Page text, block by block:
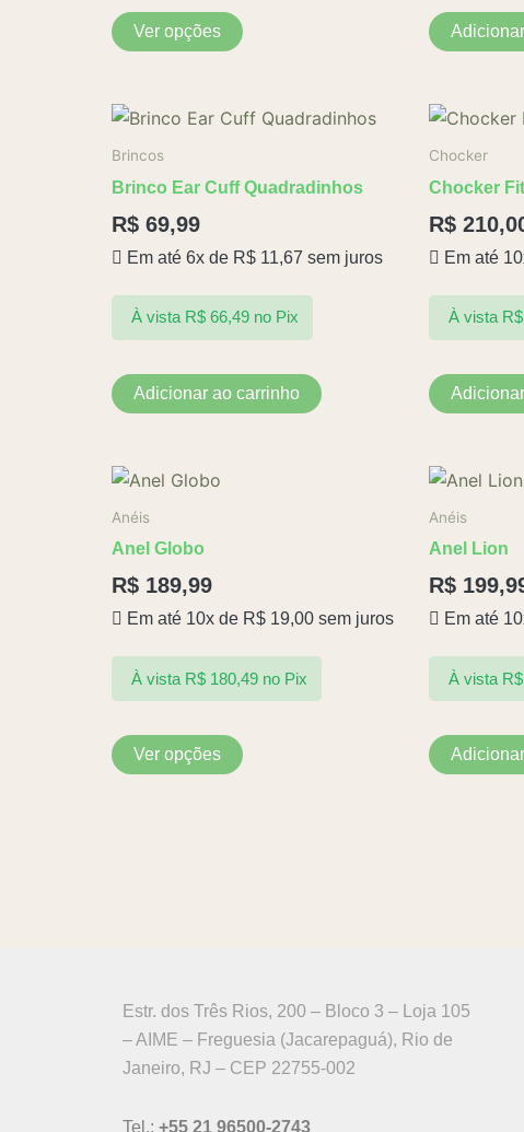
Ver opções
na
produto
Brincos
Brinco Ear Cuff Quadradinhos
R$ 69,99
Em até 6x de R$ 11,67 sem juros
À vista R$66,49 no Pix
Adicionar ao carrinho
Chocker
Chocker
R$
Em até
À vista R$
Anéis
Anel Globo
R$ 189,99
Em até 10x de R$ 19,00 sem juros
À vista R$180,49 no Pix
Ver opções
As
podem
ser
na
Anéis
Anel Lion
R$
Em até
À vista R$
Estr. dos Três Rios, 200 – Bloco 3 – Loja 105
– AIME – Freguesia (Jacarepaguá), Rio de
Janeiro, RJ – CEP 22755-002
Tel.: +55 21 96500-2743